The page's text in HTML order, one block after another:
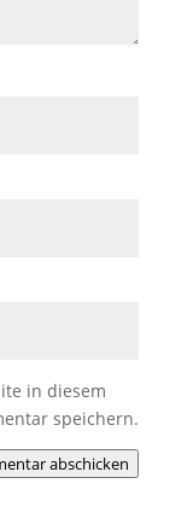
in diesem
speichern.
abschicken